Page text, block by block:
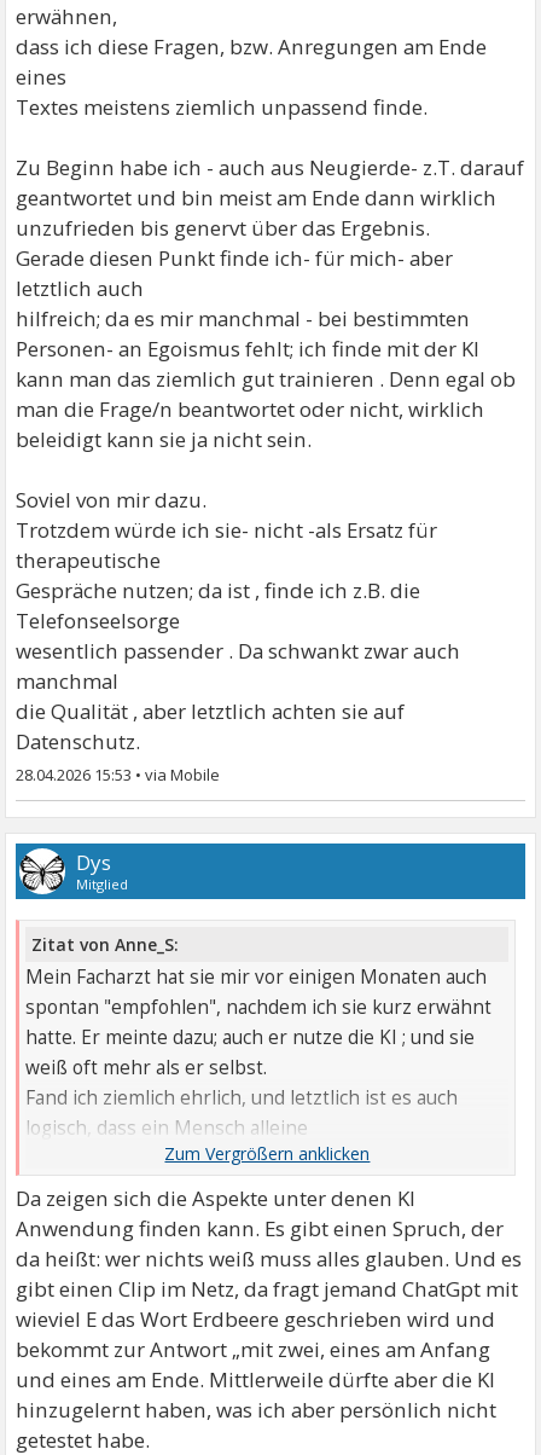
erwähnen,
dass ich diese Fragen, bzw. Anregungen am Ende
eines
Textes meistens ziemlich unpassend finde.
Zu Beginn habe ich - auch aus Neugierde- z.T. darauf
geantwortet und bin meist am Ende dann wirklich
unzufrieden bis genervt über das Ergebnis.
Gerade diesen Punkt finde ich- für mich- aber
letztlich auch
hilfreich; da es mir manchmal - bei bestimmten
Personen- an Egoismus fehlt; ich finde mit der KI
kann man das ziemlich gut trainieren . Denn egal ob
man die Frage/n beantwortet oder nicht, wirklich
beleidigt kann sie ja nicht sein.
Soviel von mir dazu.
Trotzdem würde ich sie- nicht -als Ersatz für
therapeutische
Gespräche nutzen; da ist , finde ich z.B. die
Telefonseelsorge
wesentlich passender . Da schwankt zwar auch
manchmal
die Qualität , aber letztlich achten sie auf
Datenschutz.
28.04.2026 15:53 •
Dys
Mitglied
Zitat von Anne_S:
Mein Facharzt hat sie mir vor einigen Monaten auch
spontan "empfohlen", nachdem ich sie kurz erwähnt
hatte. Er meinte dazu; auch er nutze die KI ; und sie
weiß oft mehr als er selbst.
Fand ich ziemlich ehrlich, und letztlich ist es auch
logisch, dass ein Mensch alleine
nicht all das Wissen ansammeln kann ; wenn es
natürlich
durchwegs korrekt wäre.
Dazu hat er auch etwas gesagt, nämlich daß man die KI
auch direkt danach fragen kann und
soll woher sie die Infos bezieht .
Wenn ich ihn richtig verstanden hab, nutzt er die KI
um schwierige Fälle quasi gegenzuchecken ,
recherchiert anschließend die Quellen und macht sich
- dann- ein Bild.
Da zeigen sich die Aspekte unter denen KI
Anwendung finden kann. Es gibt einen Spruch, der
da heißt: wer nichts weiß muss alles glauben. Und es
gibt einen Clip im Netz, da fragt jemand ChatGpt mit
wieviel E das Wort Erdbeere geschrieben wird und
bekommt zur Antwort „mit zwei, eines am Anfang
und eines am Ende. Mittlerweile dürfte aber die KI
hinzugelernt haben, was ich aber persönlich nicht
getestet habe.